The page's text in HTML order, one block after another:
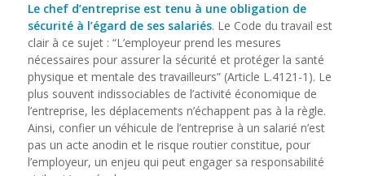
Le chef d’entreprise est tenu à une obligation de
sécurité à l’égard de ses salariés. Le Code du travail est
clair à ce sujet : “L’employeur prend les mesures
nécessaires pour assurer la sécurité et protéger la santé
physique et mentale des travailleurs” (Article L.4121-1). Le
plus souvent indissociables de l’activité économique de
l’entreprise, les déplacements n’échappent pas à la règle.
Ainsi, confier un véhicule de l’entreprise à un salarié n’est
pas un acte anodin et le risque routier constitue, pour
l’employeur, un enjeu qui peut engager sa responsabilité